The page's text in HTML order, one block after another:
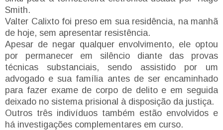
Smith.
Valter Calixto foi preso em sua residência, na manhã
de hoje, sem apresentar resistência.
Apesar de negar qualquer envolvimento, ele optou
por permanecer em silêncio diante das provas
técnicas substanciais, sendo assistido por um
advogado e sua família antes de ser encaminhado
para fazer exame de corpo de delito e em seguida
deixado no sistema prisional à disposição da justiça.
Outros três indivíduos também estão envolvidos e
há investigações complementares em curso.